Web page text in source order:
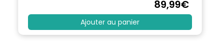
89,99€
Ajouter au panier